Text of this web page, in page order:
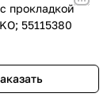
прокладкой
55115380